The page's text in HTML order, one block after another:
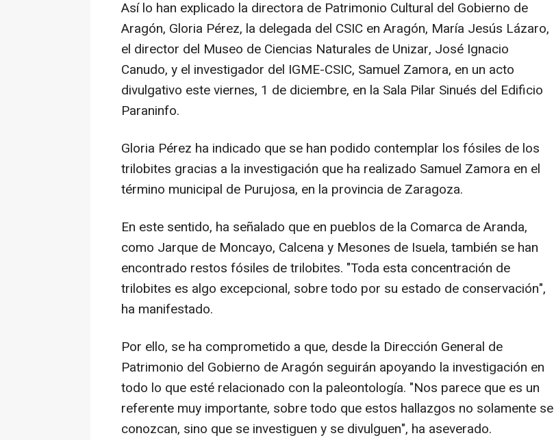
Así lo han explicado la directora de Patrimonio Cultural del Gobierno de
Aragón, Gloria Pérez, la delegada del CSIC en Aragón, María Jesús Lázaro,
el director del Museo de Ciencias Naturales de Unizar, José Ignacio
Canudo, y el investigador del IGME-CSIC, Samuel Zamora, en un acto
divulgativo este viernes, 1 de diciembre, en la Sala Pilar Sinués del Edificio
Paraninfo.
Gloria Pérez ha indicado que se han podido contemplar los fósiles de los
trilobites gracias a la investigación que ha realizado Samuel Zamora en el
término municipal de Purujosa, en la provincia de Zaragoza.
En este sentido, ha señalado que en pueblos de la Comarca de Aranda,
como Jarque de Moncayo, Calcena y Mesones de Isuela, también se han
encontrado restos fósiles de trilobites. "Toda esta concentración de
trilobites es algo excepcional, sobre todo por su estado de conservación",
ha manifestado.
Por ello, se ha comprometido a que, desde la Dirección General de
Patrimonio del Gobierno de Aragón seguirán apoyando la investigación en
todo lo que esté relacionado con la paleontología. "Nos parece que es un
referente muy importante, sobre todo que estos hallazgos no solamente se
conozcan, sino que se investiguen y se divulguen", ha aseverado.